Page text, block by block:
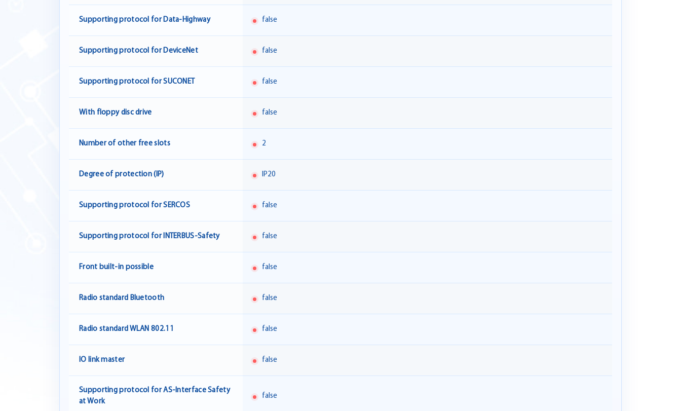
Supporting protocol for Data-Highway false
Supporting protocol for DeviceNet false
Supporting protocol for SUCONET false
With floppy disc drive false
Number of other free slots 2
Degree of protection (IP) IP20
Supporting protocol for SERCOS false
Supporting protocol for INTERBUS-Safety false
Front built-in possible false
Radio standard Bluetooth false
Radio standard WLAN 802.11 false
IO link master false
Supporting protocol for AS-Interface Safety
at Work
false